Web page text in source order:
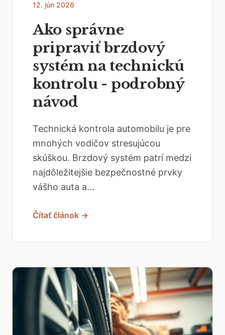
12. jún 2026
Ako správne
pripraviť brzdový
systém na technickú
kontrolu - podrobný
návod
Technická kontrola automobilu je pre
mnohých vodičov stresujúcou
skúškou. Brzdový systém patrí medzi
najdôležitejšie bezpečnostné prvky
vášho auta a...
Čítať článok →